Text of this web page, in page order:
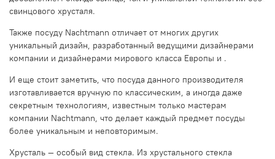
свинцового хрусталя.
Также посуду Nachtmann отличает от многих других
уникальный дизайн, разработанный ведущими дизайнерами
компании и дизайнерами мирового класса Европы и .
И еще стоит заметить, что посуда данного производителя
изготавливается вручную по классическим, а иногда даже
секретным технологиям, известным только мастерам
компании Nachtmann, что делает каждый предмет посуды
более уникальным и неповторимым.
Хрусталь — особый вид стекла. Из хрустального стекла